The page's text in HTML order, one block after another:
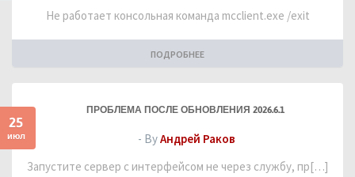
Не работает консольная команда mcclient.exe /exit
ПОДРОБНЕЕ
25
июл
ПРОБЛЕМА ПОСЛЕ ОБНОВЛЕНИЯ 2026.6.1
- ByАндрей Раков
Запустите сервер с интерфейсом не через службу, пр[…]